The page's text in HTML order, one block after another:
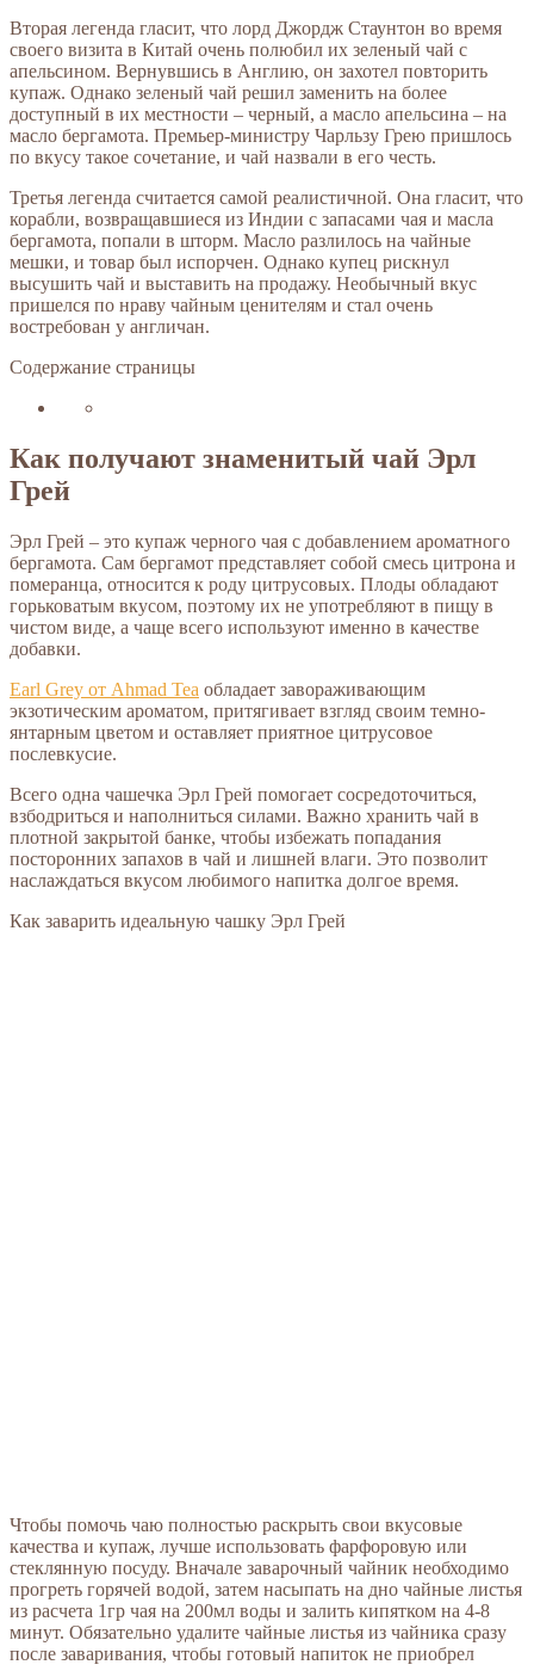
Вторая легенда гласит, что лорд Джордж Стаунтон во время
своего визита в Китай очень полюбил их зеленый чай с
апельсином. Вернувшись в Англию, он захотел повторить
купаж. Однако зеленый чай решил заменить на более
доступный в их местности – черный, а масло апельсина – на
масло бергамота. Премьер-министру Чарльзу Грею пришлось
по вкусу такое сочетание, и чай назвали в его честь.
Третья легенда считается самой реалистичной. Она гласит, что
корабли, возвращавшиеся из Индии с запасами чая и масла
бергамота, попали в шторм. Масло разлилось на чайные
мешки, и товар был испорчен. Однако купец рискнул
высушить чай и выставить на продажу. Необычный вкус
пришелся по нраву чайным ценителям и стал очень
востребован у англичан.
Содержание страницы
Как получают знаменитый чай Эрл
Грей
Эрл Грей – это купаж черного чая с добавлением ароматного
бергамота. Сам бергамот представляет собой смесь цитрона и
померанца, относится к роду цитрусовых. Плоды обладают
горьковатым вкусом, поэтому их не употребляют в пищу в
чистом виде, а чаще всего используют именно в качестве
добавки.
Earl Grey от Ahmad Tea обладает завораживающим
экзотическим ароматом, притягивает взгляд своим темно-
янтарным цветом и оставляет приятное цитрусовое
послевкусие.
Всего одна чашечка Эрл Грей помогает сосредоточиться,
взбодриться и наполниться силами. Важно хранить чай в
плотной закрытой банке, чтобы избежать попадания
посторонних запахов в чай и лишней влаги. Это позволит
наслаждаться вкусом любимого напитка долгое время.
Как заварить идеальную чашку Эрл Грей
Чтобы помочь чаю полностью раскрыть свои вкусовые
качества и купаж, лучше использовать фарфоровую или
стеклянную посуду. Вначале заварочный чайник необходимо
прогреть горячей водой, затем насыпать на дно чайные листья
из расчета 1гр чая на 200мл воды и залить кипятком на 4-8
минут. Обязательно удалите чайные листья из чайника сразу
после заваривания, чтобы готовый напиток не приобрел